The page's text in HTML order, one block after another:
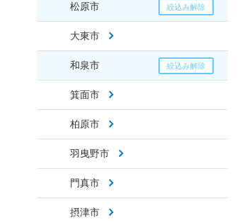
松原市
大東市
和泉市
箕面市
柏原市
羽曳野市
門真市
摂津市